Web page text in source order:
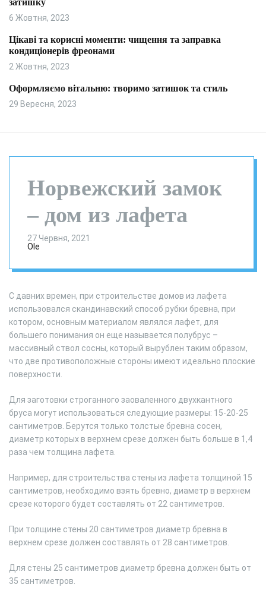
о
о
затишку
6 Жовтня, 2023
Цікаві та корисні моменти: чищення та заправка
кондиціонерів фреонами
2 Жовтня, 2023
Оформляємо вітальню: творимо затишок та стиль
29 Вересня, 2023
Норвежский замок
– дом из лафета
27 Червня, 2021
Ole
С давних времен, при строительстве домов из лафета
использовался скандинавский способ рубки бревна, при
котором, основным материалом являлся лафет, для
большего понимания он еще называется полубрус –
массивный ствол сосны, который вырублен таким образом,
что две противоположные стороны имеют идеально плоские
поверхности.
Для заготовки строганного заоваленного двухкантного
бруса могут использоваться следующие размеры: 15-20-25
сантиметров. Берутся только толстые бревна сосен,
диаметр которых в верхнем срезе должен быть больше в 1,4
раза чем толщина лафета.
Например, для строительства стены из лафета толщиной 15
сантиметров, необходимо взять бревно, диаметр в верхнем
срезе которого будет составлять от 22 сантиметров.
При толщине стены 20 сантиметров диаметр бревна в
верхнем срезе должен составлять от 28 сантиметров.
Для стены 25 сантиметров диаметр бревна должен быть от
35 сантиметров.